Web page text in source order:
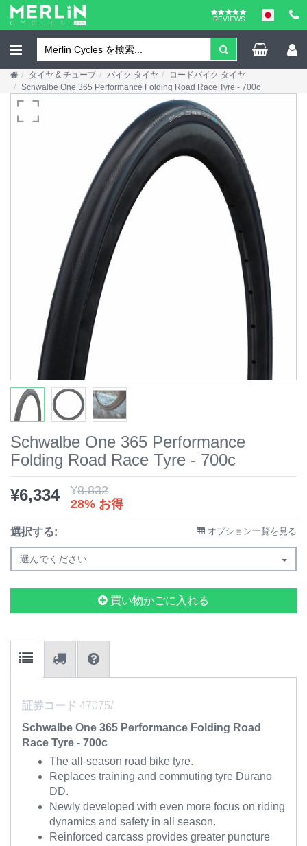
REVIEWS
タイヤ & チューブ バイク タイヤ
ロードバイク タイヤ
Schwalbe One 365 Performance Folding Road Race Tyre - 700c
Schwalbe One 365 Performance
Folding Road Race Tyre - 700c
¥6,334 ¥8,832
28% お得
選択する: オプション一覧を見る
選んでください
買い物かごに入れる
証券コード 47075/
Schwalbe One 365 Performance Folding Road
Race Tyre - 700c
The all-season road bike tyre.
Replaces training and commuting tyre Durano
DD.
Newly developed with even more focus on riding
dynamics and safety in all season.
Reinforced carcass provides greater puncture